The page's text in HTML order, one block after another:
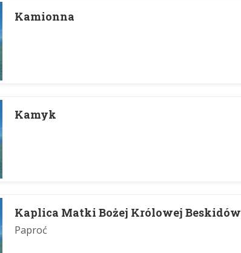
Kamionna
Kamyk
Kaplica Matki Bożej Królowej Beskidów
Paproć